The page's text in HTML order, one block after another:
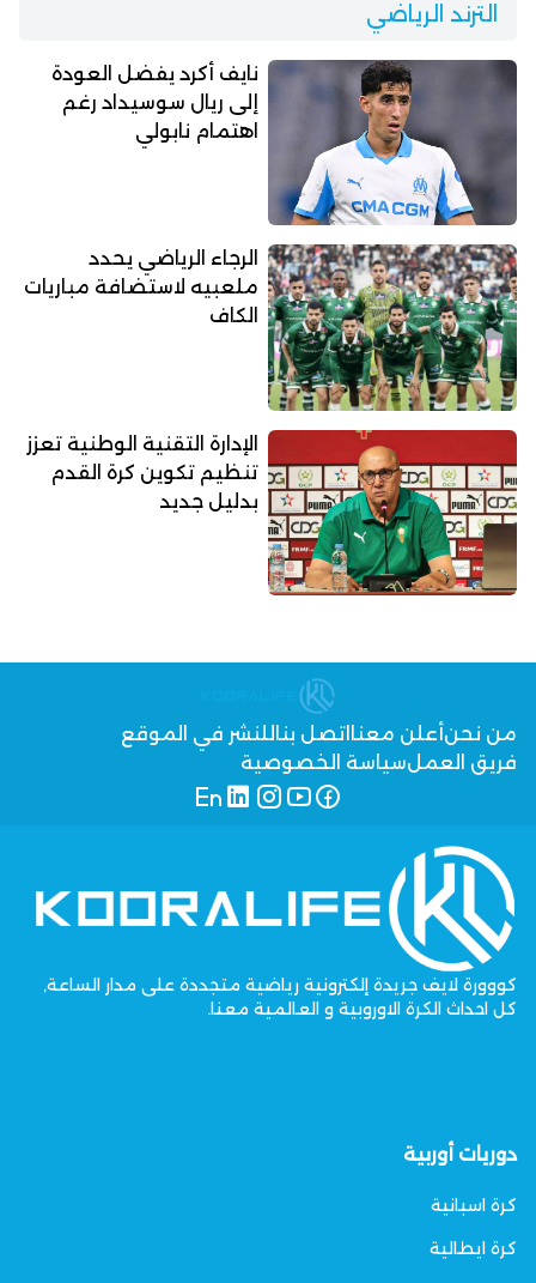
الترند الرياضي
نايف أكرد يفضل العودة
إلى ريال سوسيداد رغم
اهتمام نابولي
الرجاء الرياضي يحدد
ملعبيه لاستضافة مباريات
الكاف
الإدارة التقنية الوطنية تعزز
تنظيم تكوين كرة القدم
بدليل جديد
من نحنأعلن معنا اتصل بنا للنشر في الموقع
فريق العملسياسة الخصوصية
كووورة لايف جريدة إلكترونية رياضية متجددة على مدار الساعة,
كل احداث الكرة الاوروبية و العالمية معنا.
دوريات أوربية
كرة اسبانية
كرة ايطالية